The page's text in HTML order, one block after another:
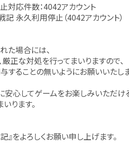
対応件数：4042アカウント
記 永久利用停止（4042アカウント）
た場合には、
正な対処を行ってまいりますので、
ることの無いようにお願いいたしま
心してゲームをお楽しみいただけ
ります。
』をよろしくお願い申し上げます。